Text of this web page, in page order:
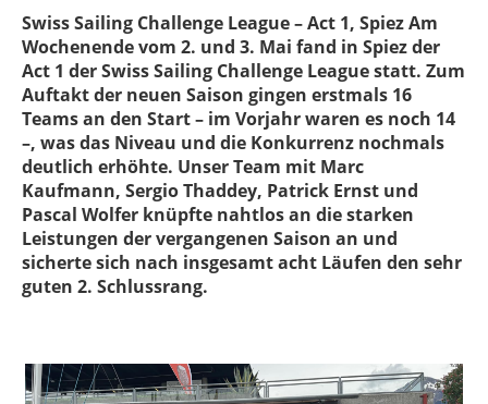
Swiss Sailing Challenge League – Act 1, Spiez Am
Wochenende vom 2. und 3. Mai fand in Spiez der
Act 1 der Swiss Sailing Challenge League statt. Zum
Auftakt der neuen Saison gingen erstmals 16
Teams an den Start – im Vorjahr waren es noch 14
–, was das Niveau und die Konkurrenz nochmals
deutlich erhöhte. Unser Team mit Marc
Kaufmann, Sergio Thaddey, Patrick Ernst und
Pascal Wolfer knüpfte nahtlos an die starken
Leistungen der vergangenen Saison an und
sicherte sich nach insgesamt acht Läufen den sehr
guten 2. Schlussrang.